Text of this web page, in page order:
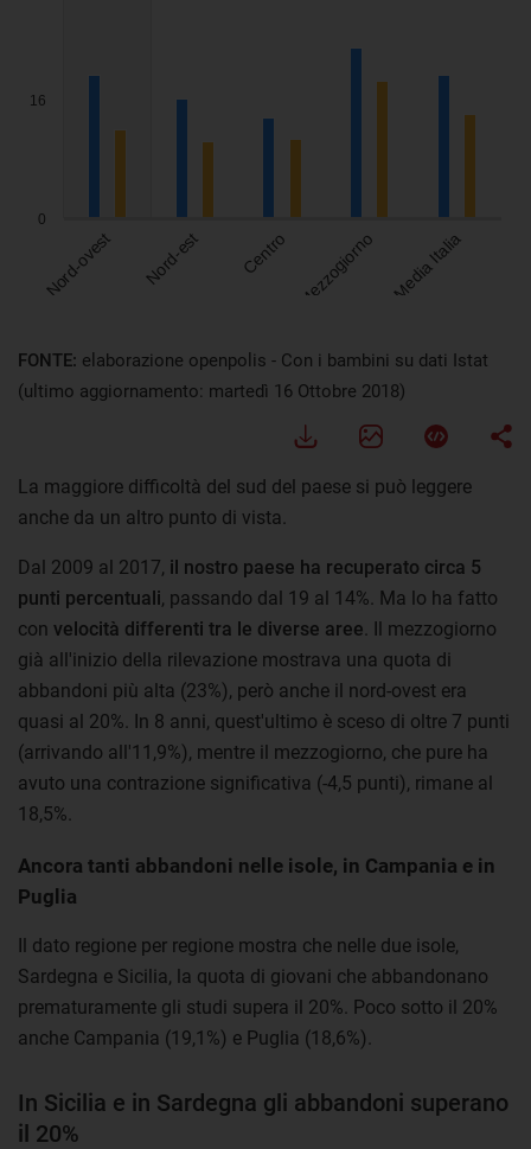
FONTE: elaborazione openpolis - Con i bambini su dati Istat
(ultimo aggiornamento: martedì 16 Ottobre 2018)
La maggiore difficoltà del sud del paese si può leggere
anche da un altro punto di vista.
Dal 2009 al 2017, il nostro paese ha recuperato circa 5
punti percentuali, passando dal 19 al 14%. Ma lo ha fatto
con velocità differenti tra le diverse aree . Il mezzogiorno
già all'inizio della rilevazione mostrava una quota di
abbandoni più alta (23%), però anche il nord-ovest era
quasi al 20%. In 8 anni, quest'ultimo è sceso di oltre 7 punti
(arrivando all'11,9%), mentre il mezzogiorno, che pure ha
avuto una contrazione significativa (-4,5 punti), rimane al
18,5%.
Ancora tanti abbandoni nelle isole, in Campania e in
Puglia
Il dato regione per regione mostra che nelle due isole,
Sardegna e Sicilia, la quota di giovani che abbandonano
prematuramente gli studi supera il 20%. Poco sotto il 20%
anche Campania (19,1%) e Puglia (18,6%).
In Sicilia e in Sardegna gli abbandoni superano
il 20%